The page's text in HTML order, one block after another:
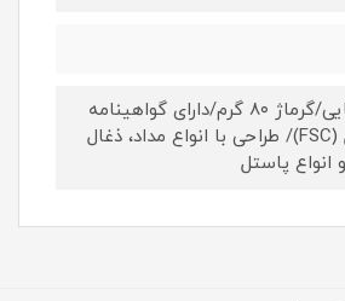
کاغذ بالکی اروپایی/گرماژ ۸۰ گرم/دارای گواهینامه
دوستی با جنگل (FSC)/ طراحی با انواع مداد، ذغال
انواع پاستل